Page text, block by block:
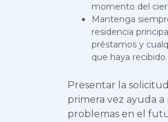
momento del
Mantenga
residencia
préstamos y
que haya recibido.
Presentar la
primera vez ayuda
problemas en el